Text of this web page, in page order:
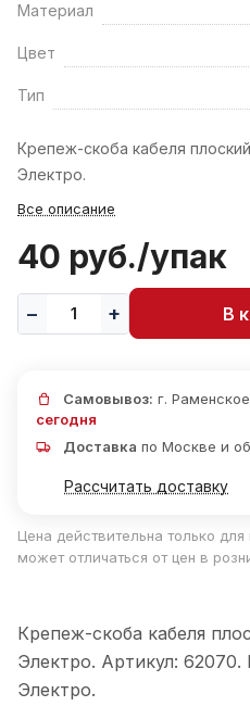
Материал
Цвет
Тип
Крепеж-скоба кабеля
Электро.
Все описание
40 руб./упак
В
Самовывоз: г.
сегодня
Доставка по Москве и
Рассчитать доставку
Цена действительна только
может отличаться от цен в
Крепеж-скоба кабеля
Электро. Артикул: 62070.
Электро.